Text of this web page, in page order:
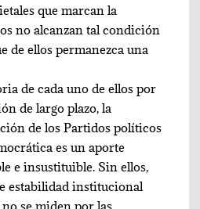
que marcan la
no alcanzan tal condición
de ellos permanezca una
de cada uno de ellos por
de largo plazo, la
de los Partidos políticos
es un aporte
e insustituible. Sin ellos,
estabilidad institucional